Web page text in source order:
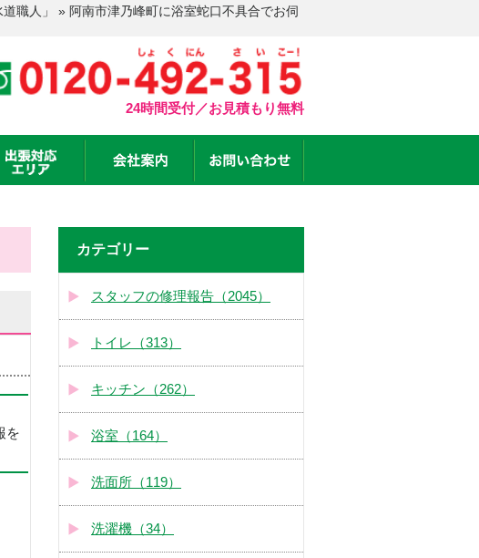
職人」 » 阿南市津乃峰町に浴室蛇口不具合でお伺
24時間受付／お見積もり無料
を
カテゴリー
スタッフの修理報告（2045）
トイレ（313）
キッチン（262）
浴室（164）
洗面所（119）
洗濯機（34）